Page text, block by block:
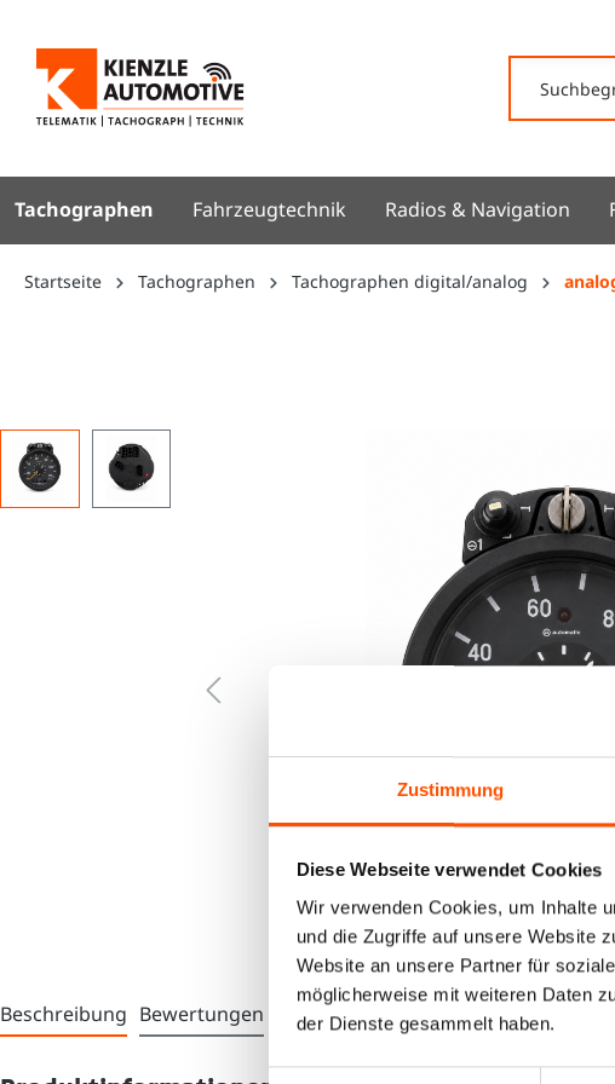
Zustimmung
Diese Webseite verwendet Cookies
Wir verwenden Cookies, um Inhalte
und die Zugriffe auf unsere Website
Website an unsere Partner für
möglicherweise mit weiteren Daten
der Dienste gesammelt haben.
Einwilligungsauswahl
Tachographen Fahrzeugtechnik Radios & Navigation
Startseite Tachographen Tachographen digital/analog
Bildergalerie überspringen
Beschreibung Bewertungen